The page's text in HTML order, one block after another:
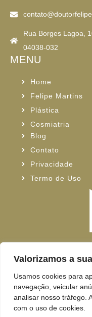
Valorizamos a
Usamos cookies para
navegação, veicular
analisar nosso tráfego.
com o uso de cookies.
Rua Borges Lagoa,
04038-032
MENU
Home
Felipe Martins
Plástica
Cosmiatria
Blog
Contato
Privacidade
Termo de Uso